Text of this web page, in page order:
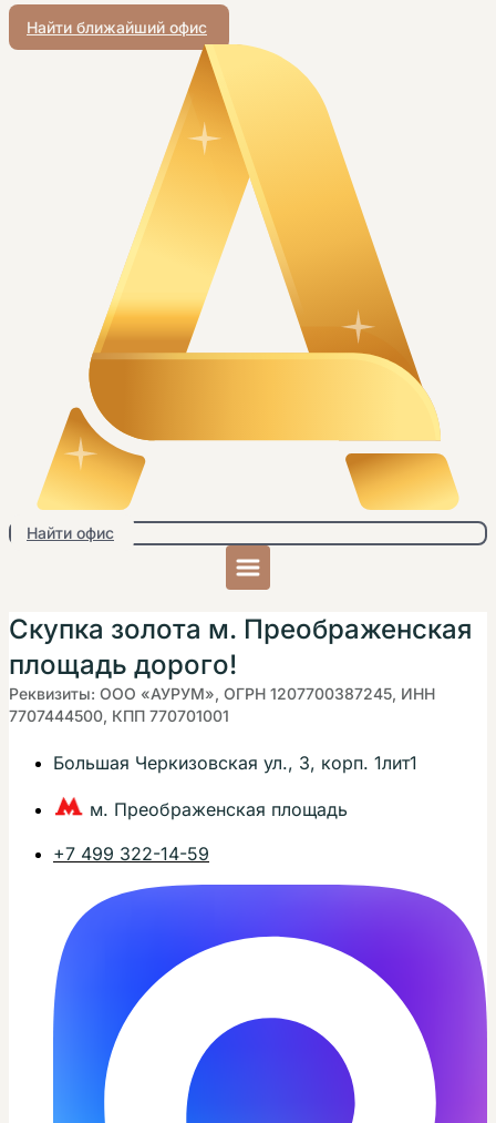
Найти ближайший офис
Найти офис
Скупка золота м. Преображенская
площадь дорого!
Реквизиты: ООО «АУРУМ», ОГРН 1207700387245, ИНН
7707444500, КПП 770701001
Большая Черкизовская ул., 3, корп. 1лит1
м. Преображенская площадь
+7 499 322-14-59